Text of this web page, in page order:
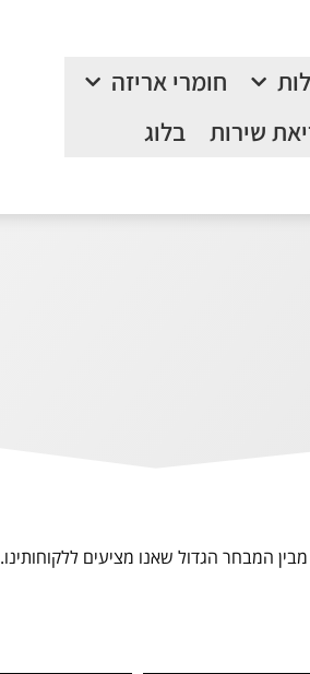
חומרי אריזה
שירות בלוג
המבחר הגדול שאנו מציעים